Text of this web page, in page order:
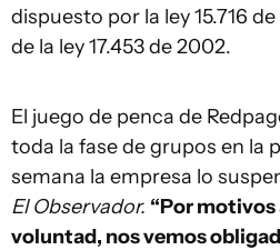
dispuesto por la ley 15.716
de la ley 17.453 de 2002.
El juego de penca de
toda la fase de grupos en la
semana la empresa lo
El Observador. “Por motivos
voluntad, nos vemos